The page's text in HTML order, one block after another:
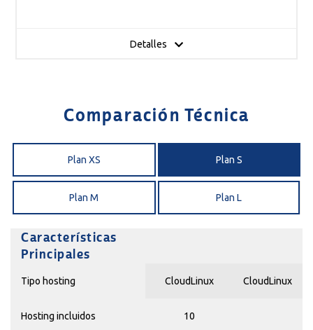
Detalles
Comparación Técnica
Plan XS Plan S
Plan M Plan L
Características
Principales
Tipo hosting CloudLinux CloudLinux
Hosting incluidos 10